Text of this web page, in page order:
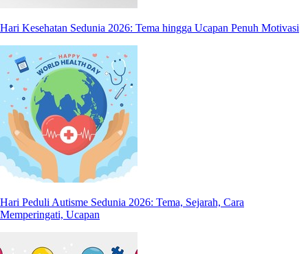
Hari Kesehatan Sedunia 2026: Tema hingga Ucapan Penuh Motivasi
Hari Peduli Autisme Sedunia 2026: Tema, Sejarah, Cara
Memperingati, Ucapan